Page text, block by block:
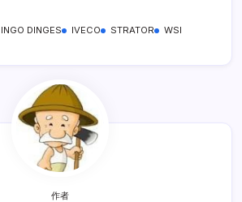
INGO DINGES IVECO STRATOR WSI
作者